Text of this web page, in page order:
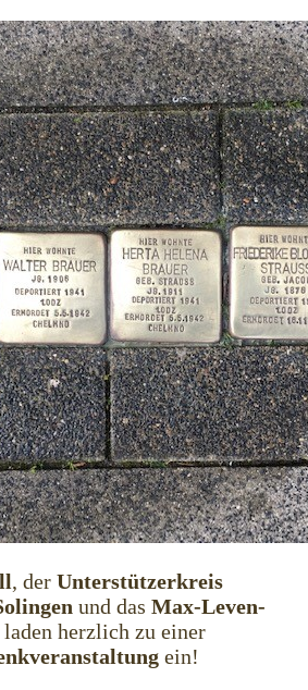
, der Unterstützerkreis
und das Max-Leven-
laden herzlich zu einer
ein!